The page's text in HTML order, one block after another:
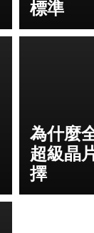
標準
為什麼
超級晶
擇